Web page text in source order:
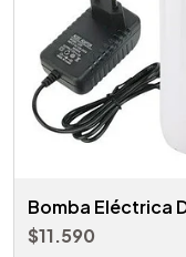
Bomba Eléctrica
$11.590